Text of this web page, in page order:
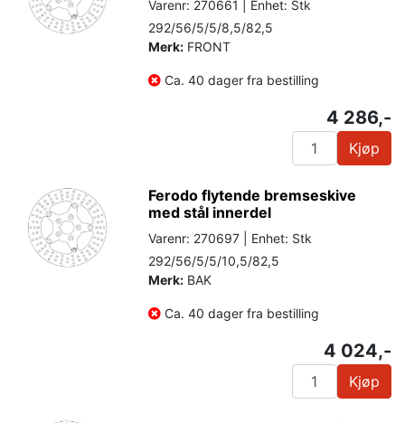
Varenr: 270661 | Enhet: Stk
292/56/5/5/8,5/82,5
Merk: FRONT
Ca. 40 dager fra bestilling
4 286,-
Kjøp
Ferodo flytende bremseskive
med stål innerdel
Varenr: 270697 | Enhet: Stk
292/56/5/5/10,5/82,5
Merk: BAK
Ca. 40 dager fra bestilling
4 024,-
Kjøp